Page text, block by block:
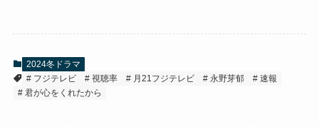
2024冬ドラマ
フジテレビ
視聴率 月21フジテレビ 永野芽郁
速報
君が心をくれたから